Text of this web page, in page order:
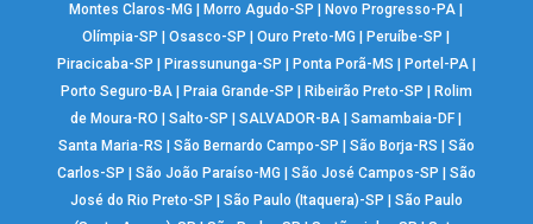
Montes Claros-MG
Morro Agudo-SP Novo Progresso-PA
Olímpia-SP
|Osasco-SP |Ouro Preto-MG Peruíbe-SP
Piracicaba-SP
Pirassununga-SP Ponta Porã-MS Portel-PA|
Porto Seguro-BA| Praia Grande-SP Ribeirão Preto-SP
Rolim
de Moura-RO
|Salto-SP |SALVADOR-BA |Samambaia-DF
Santa Maria-RS
São Bernardo Campo-SP São Borja-RS
São
Carlos-SP
São João Paraíso-MG São José Campos-SP
São
José do Rio Preto-SP
São Paulo (Itaquera)-SP
São Paulo